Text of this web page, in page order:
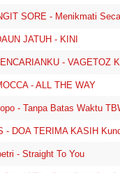
SORE - Menikmati
JATUH - KINI
- VAGETOZ
- ALL THE WAY
- Tanpa Batas Waktu
- DOA TERIMA KASIH
- Straight To You